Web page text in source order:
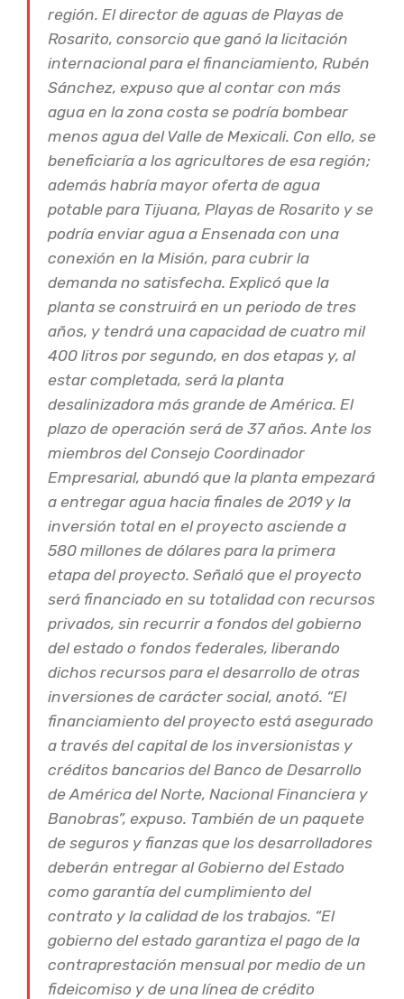
región. El director de aguas de Playas de
Rosarito, consorcio que ganó la licitación
internacional para el financiamiento, Rubén
Sánchez, expuso que al contar con más
agua en la zona costa se podría bombear
menos agua del Valle de Mexicali. Con ello, se
beneficiaría a los agricultores de esa región;
además habría mayor oferta de agua
potable para Tijuana, Playas de Rosarito y se
podría enviar agua a Ensenada con una
conexión en la Misión, para cubrir la
demanda no satisfecha. Explicó que la
planta se construirá en un periodo de tres
años, y tendrá una capacidad de cuatro mil
400 litros por segundo, en dos etapas y, al
estar completada, será la planta
desalinizadora más grande de América. El
plazo de operación será de 37 años. Ante los
miembros del Consejo Coordinador
Empresarial, abundó que la planta empezará
a entregar agua hacia finales de 2019 y la
inversión total en el proyecto asciende a
580 millones de dólares para la primera
etapa del proyecto. Señaló que el proyecto
será financiado en su totalidad con recursos
privados, sin recurrir a fondos del gobierno
del estado o fondos federales, liberando
dichos recursos para el desarrollo de otras
inversiones de carácter social, anotó. “El
financiamiento del proyecto está asegurado
a través del capital de los inversionistas y
créditos bancarios del Banco de Desarrollo
de América del Norte, Nacional Financiera y
Banobras”, expuso. También de un paquete
de seguros y fianzas que los desarrolladores
deberán entregar al Gobierno del Estado
como garantía del cumplimiento del
contrato y la calidad de los trabajos. “El
gobierno del estado garantiza el pago de la
contraprestación mensual por medio de un
fideicomiso y de una línea de crédito